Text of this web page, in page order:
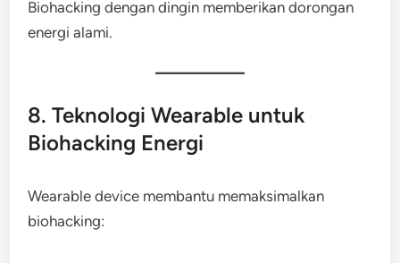
Biohacking dengan dingin memberikan dorongan
energi alami.
8. Teknologi Wearable untuk
Biohacking Energi
Wearable device membantu memaksimalkan
biohacking: